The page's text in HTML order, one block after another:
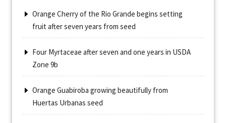
Orange Cherry of the Rio Grande begins setting
fruit after seven years from seed
Four Myrtaceae after seven and one years in USDA
Zone 9b
Orange Guabiroba growing beautifully from
Huertas Urbanas seed